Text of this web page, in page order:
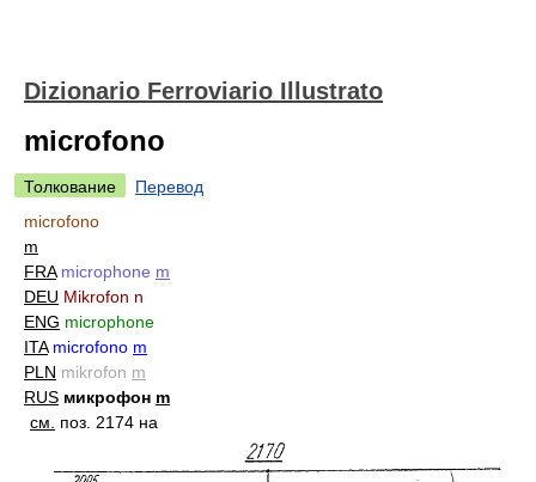
Dizionario Ferroviario Illustrato
microfono
Толкование
Перевод
microfono
m
FRA microphone m
DEU Mikrofon n
ENG microphone
ITA microfono m
PLN mikrofon m
RUS микрофон m
см.
поз. 2174 на